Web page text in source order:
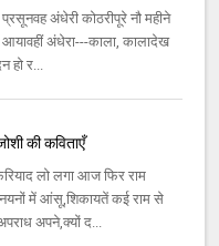
अंधेरी कोठरीपूरे नौ महीने
अंधेरा---काला, कालादेख
हो र...
की कविताएँ
लो लगा आज फिर राम
में आंसू,शिकायतें कई राम से
अपने,क्यों द...